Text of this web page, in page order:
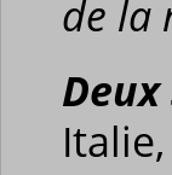
de la
Deux